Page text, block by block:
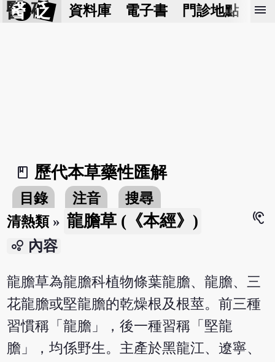
醫 砭 資料庫 電子書 門診地點 預
menu
book_2
歷代本草藥性匯解
目錄 注音
搜尋
清熱類» 龍膽草 (《本經》)
hearing
bubble_chart 內容
龍膽草為龍膽科植物條葉龍膽、龍膽、三
花龍膽或堅龍膽的乾燥根及根莖。前三種
習慣稱「龍膽」，後一種習稱「堅龍
膽」，均係野生。主產於黑龍江、遼寧、